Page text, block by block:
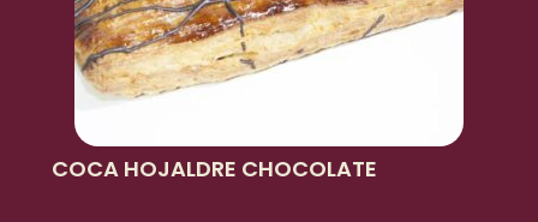
COCA HOJALDRE CHOCOLATE